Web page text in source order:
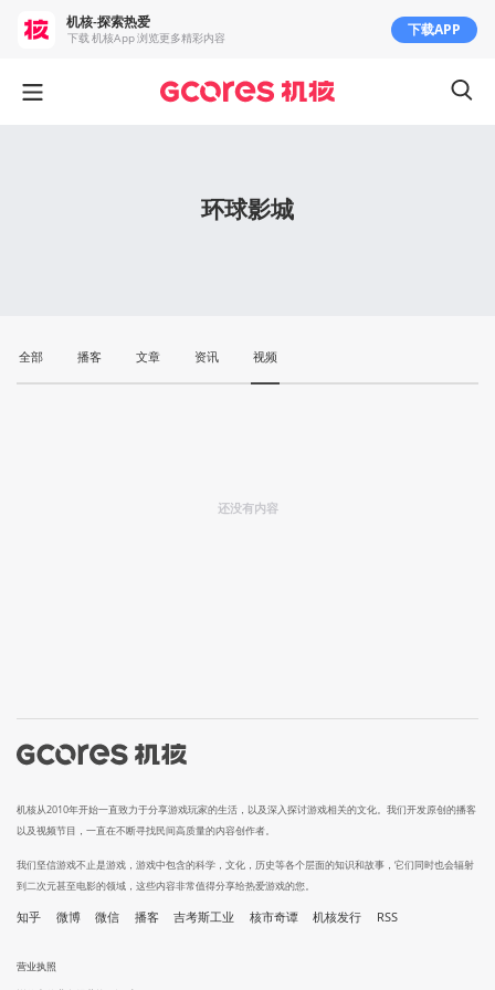
环球影城
全部 播客 文章 资讯 视频
还没有内容
机核从2010年开始一直致力于分享游戏玩家的生活，以及深入探讨游戏相关的文化。我们开发原创的播客
以及视频节目，一直在不断寻找民间高质量的内容创作者。
我们坚信游戏不止是游戏，游戏中包含的科学，文化，历史等各个层面的知识和故事，它们同时也会辐射
到二次元甚至电影的领域，这些内容非常值得分享给热爱游戏的您。
知乎 微博 微信 播客 吉考斯工业 核市奇谭 机核发行 RSS
营业执照
机核-探索热爱
下载 机核App 浏览更多精彩内容 下载APP